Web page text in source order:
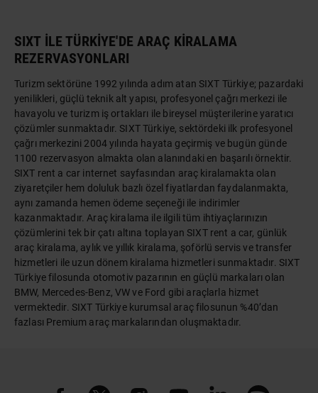
SIXT İLE TÜRKİYE'DE ARAÇ KİRALAMA
REZERVASYONLARI
Turizm sektörüne 1992 yılında adım atan SIXT Türkiye; pazardaki
yenilikleri, güçlü teknik alt yapısı, profesyonel çağrı merkezi ile
havayolu ve turizm iş ortakları ile bireysel müşterilerine yaratıcı
çözümler sunmaktadır. SIXT Türkiye, sektördeki ilk profesyonel
çağrı merkezini 2004 yılında hayata geçirmiş ve bugün günde
1100 rezervasyon almakta olan alanındaki en başarılı örnektir.
SIXT rent a car internet sayfasından araç kiralamakta olan
ziyaretçiler hem doluluk bazlı özel fiyatlardan faydalanmakta,
aynı zamanda hemen ödeme seçeneği ile indirimler
kazanmaktadır. Araç kiralama ile ilgili tüm ihtiyaçlarınızın
çözümlerini tek bir çatı altına toplayan SIXT rent a car, günlük
araç kiralama, aylık ve yıllık kiralama, şoförlü servis ve transfer
hizmetleri ile uzun dönem kiralama hizmetleri sunmaktadır. SIXT
Türkiye filosunda otomotiv pazarının en güçlü markaları olan
BMW, Mercedes-Benz, VW ve Ford gibi araçlarla hizmet
vermektedir. SIXT Türkiye kurumsal araç filosunun %40’dan
fazlası Premium araç markalarından oluşmaktadır.